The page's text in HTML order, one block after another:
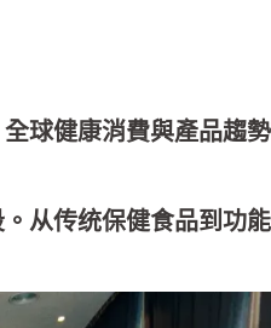
全球健康消費與產品趨勢
从传统保健食品到功